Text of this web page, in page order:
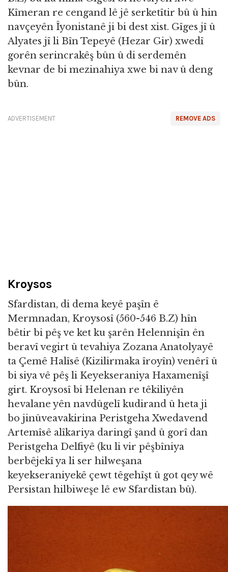
Kîmeran re cengand lê jê serketîtir bû û hin
navçeyên Îyonistanê ji bi dest xist. Gîges jî û
Alyates jî li Bîn Tepeyê (Hezar Gir) xwedî
gorên serincrakêş bûn û di serdemên
kevnar de bi mezinahiya xwe bi nav û deng
bûn.
REMOVE ADS
ADVERTISEMENT
Kroysos
Sfardistan, di dema keyê paşîn ê
Mermnadan, Kroysosî (560-546 B.Z) hîn
bêtir bi pêş ve ket ku şarên Helennişîn ên
beravî vegirt û tevahiya Zozana Anatolyayê
ta Çemê Halîsê (Kizilirmaka îroyîn) venêrî û
bi siya vê pêş li Keyekseraniya Haxamenîşî
girt. Kroysosî bi Helenan re têkiliyên
hevalane yên navdûgelî kudirand û heta ji
bo jinûveavakirina Peristgeha Xwedavend
Artemîsê alîkariya daringî şand û gorî dan
Peristgeha Delfiyê (ku li vir pêşbîniya
berbêjekî ya li ser hilweşana
keyekseraniyekê çewt têgehîşt û got qey wê
Persistan hilbiweşe lê ew Sfardistan bû).